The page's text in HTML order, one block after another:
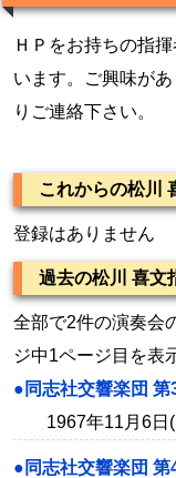
ＨＰをお持ちの指
います。ご興味が
りご連絡下さい。
これからの松川
登録はありません
過去の松川 喜文
全部で2件の演奏会
ジ中1ページ目を表
●同志社交響楽団
1967年11月6
●同志社交響楽団